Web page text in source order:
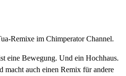
Remixe im Chimperator Channel.
eine Bewegung. Und ein Hochhaus.
macht auch einen Remix für andere